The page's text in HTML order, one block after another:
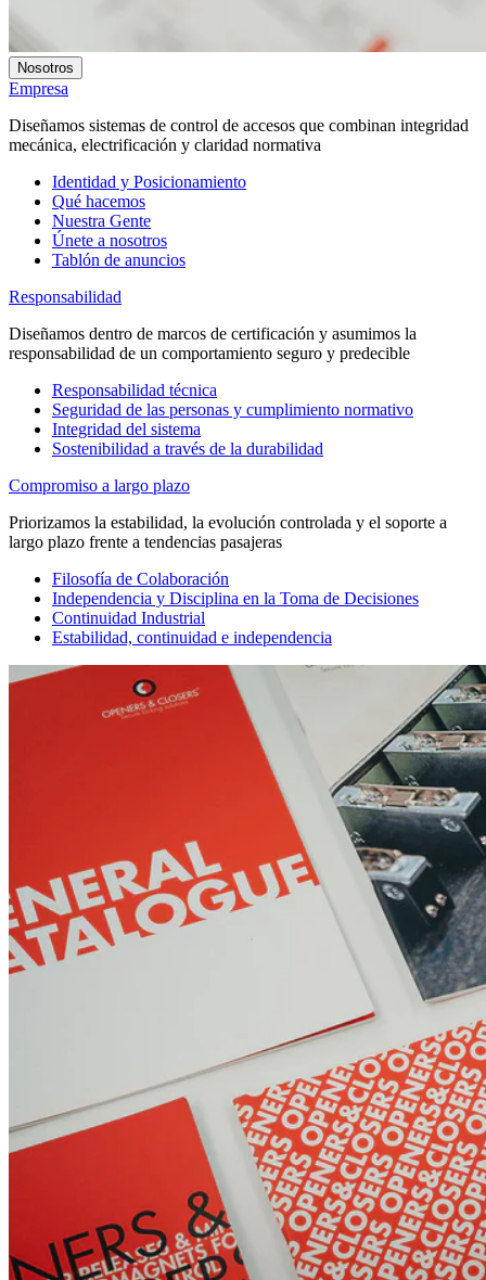
Nosotros
Empresa
Diseñamos sistemas de control de accesos que combinan integridad
mecánica, electrificación y claridad normativa
Identidad y Posicionamiento
Qué hacemos
Nuestra Gente
Únete a nosotros
Tablón de anuncios
Responsabilidad
Diseñamos dentro de marcos de certificación y asumimos la
responsabilidad de un comportamiento seguro y predecible
Responsabilidad técnica
Seguridad de las personas y cumplimiento normativo
Integridad del sistema
Sostenibilidad a través de la durabilidad
Compromiso a largo plazo
Priorizamos la estabilidad, la evolución controlada y el soporte a
largo plazo frente a tendencias pasajeras
Filosofía de Colaboración
Independencia y Disciplina en la Toma de Decisiones
Continuidad Industrial
Estabilidad, continuidad e independencia